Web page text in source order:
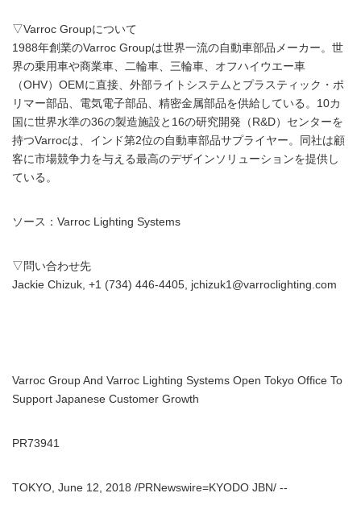
▽Varroc Groupについて
1988年創業のVarroc Groupは世界一流の自動車部品メーカー。世
界の乗用車や商業車、二輪車、三輪車、オフハイウエー車
（OHV）OEMに直接、外部ライトシステムとプラスティック・ポ
リマー部品、電気電子部品、精密金属部品を供給している。10カ
国に世界水準の36の製造施設と16の研究開発（R&D）センターを
持つVarrocは、インド第2位の自動車部品サプライヤー。同社は顧
客に市場競争力を与える最高のデザインソリューションを提供し
ている。
ソース：Varroc Lighting Systems
▽問い合わせ先
Jackie Chizuk, +1 (734) 446-4405, jchizuk1@varroclighting.com
Varroc Group And Varroc Lighting Systems Open Tokyo Office To
Support Japanese Customer Growth
PR73941
TOKYO, June 12, 2018 /PRNewswire=KYODO JBN/ --